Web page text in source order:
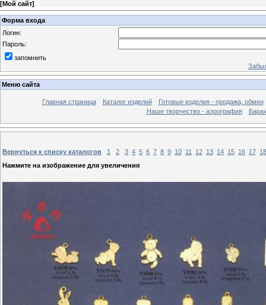
[Мой сайт]
Форма входа
Логин:
Пароль:
запомнить
Меню сайта
Главная страница Каталог изделий
Готовые изделия - продажа, обмен
Наше творчество - аэрография
Вернуться к списку каталогов 1 2 3 4 5 6 7 8 9 10 11 12 13 14 15 16 17 18
Нажмите на изображение для увеличения